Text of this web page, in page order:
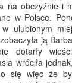
na obczyźnie i
w Polsce.
w ulubionym
ją
dotarły
wróciła
się więc że